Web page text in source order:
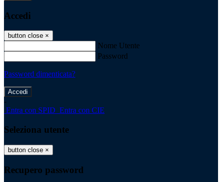
Accedi
button close ×
Nome Utente
Password
Password dimenticata?
-
Entra con SPID Entra con CIE
Seleziona utente
button close ×
Recupero password